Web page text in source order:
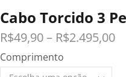
Cabo Torcido 3
R$49,90– R$2.495,00
Comprimento